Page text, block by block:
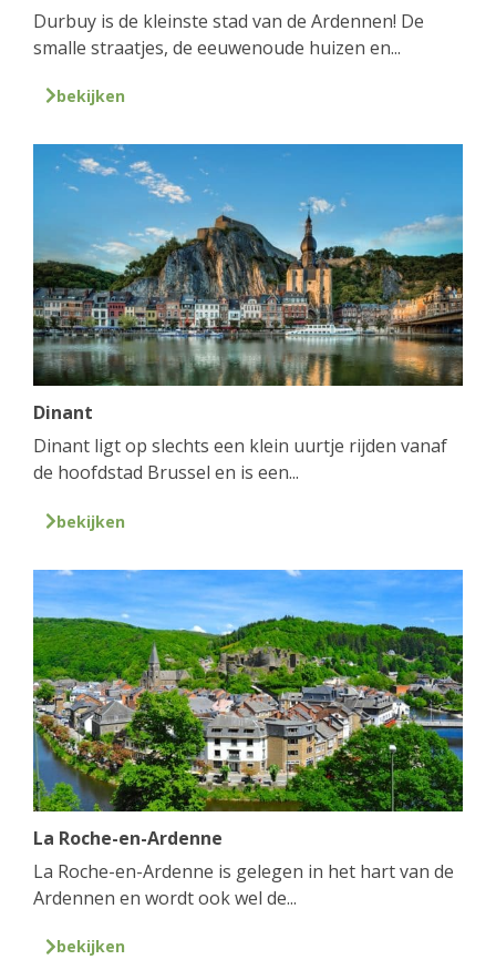
Durbuy is de kleinste stad van de Ardennen! De
smalle straatjes, de eeuwenoude huizen en...
bekijken
Dinant
Dinant ligt op slechts een klein uurtje rijden vanaf
de hoofdstad Brussel en is een...
bekijken
La Roche-en-Ardenne
La Roche-en-Ardenne is gelegen in het hart van de
Ardennen en wordt ook wel de...
bekijken